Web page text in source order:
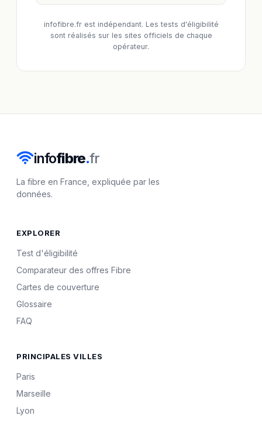
infofibre.fr est indépendant. Les tests d'éligibilité
sont réalisés sur les sites officiels de chaque
opérateur.
infofibre.fr
La fibre en France, expliquée par les
données.
EXPLORER
Test d'éligibilité
Comparateur des offres Fibre
Cartes de couverture
Glossaire
FAQ
PRINCIPALES VILLES
Paris
Marseille
Lyon